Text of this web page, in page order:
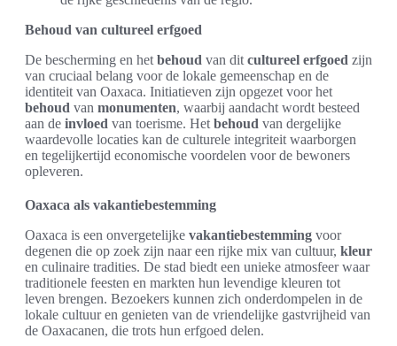
Behoud van cultureel erfgoed
De bescherming en het behoud van dit cultureel erfgoed zijn
van cruciaal belang voor de lokale gemeenschap en de
identiteit van Oaxaca. Initiatieven zijn opgezet voor het
behoud van monumenten, waarbij aandacht wordt besteed
aan de invloed van toerisme. Het behoud van dergelijke
waardevolle locaties kan de culturele integriteit waarborgen
en tegelijkertijd economische voordelen voor de bewoners
opleveren.
Oaxaca als vakantiebestemming
Oaxaca is een onvergetelijke vakantiebestemming voor
degenen die op zoek zijn naar een rijke mix van cultuur, kleur
en culinaire tradities. De stad biedt een unieke atmosfeer waar
traditionele feesten en markten hun levendige kleuren tot
leven brengen. Bezoekers kunnen zich onderdompelen in de
lokale cultuur en genieten van de vriendelijke gastvrijheid van
de Oaxacanen, die trots hun erfgoed delen.